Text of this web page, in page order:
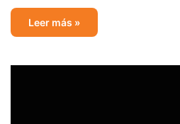
Leer más »